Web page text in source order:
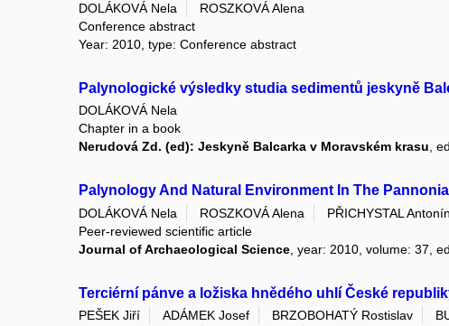
DOLÁKOVÁ Nela
ROSZKOVÁ Alena
Conference abstract
Year: 2010, type: Conference abstract
Palynologické výsledky studia sedimentů jeskyně
DOLÁKOVÁ Nela
Chapter in a book
Nerudová Zd. (ed): Jeskyně Balcarka v Moravském krasu,
Palynology And Natural Environment In The
DOLÁKOVÁ Nela ROSZKOVÁ Alena
PŘICHYSTAL Antonín
Peer-reviewed scientific article
Journal of Archaeological Science , year: 2010, volume: 37,
Terciérní pánve a ložiska hnědého uhlí České
PEŠEK Jiří ADÁMEK Josef BRZOBOHATÝ Rostislav